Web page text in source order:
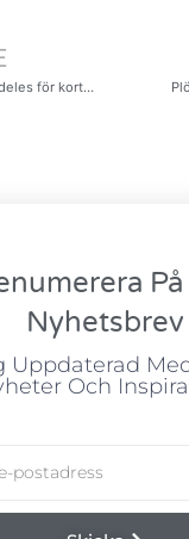
för kort…
Nyhetsbrev
Uppdaterad
Och